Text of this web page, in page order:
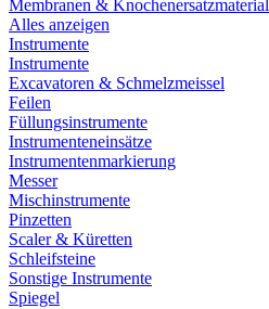
Membranen & Knochenersatzmaterial
Alles anzeigen
Instrumente
Instrumente
Excavatoren & Schmelzmeissel
Feilen
Füllungsinstrumente
Instrumenteneinsätze
Instrumentenmarkierung
Messer
Mischinstrumente
Pinzetten
Scaler & Küretten
Schleifsteine
Sonstige Instrumente
Spiegel